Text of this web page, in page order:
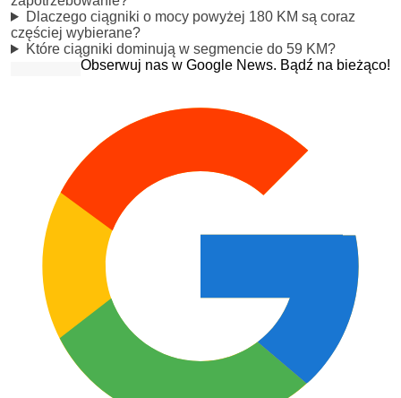
Dlaczego ciągniki o mocy powyżej 180 KM są coraz
częściej wybierane?
Które ciągniki dominują w segmencie do 59 KM?
Obserwuj nas w Google News. Bądź na bieżąco!